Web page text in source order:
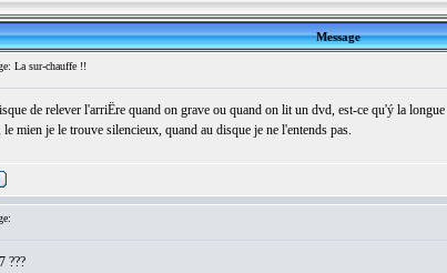
Message
La sur-chauffe !!
de relever l'arriËre quand on grave ou quand on lit un dvd, est-ce qu'ý la
mien je le trouve silencieux, quand au disque je ne l'entends pas.
???